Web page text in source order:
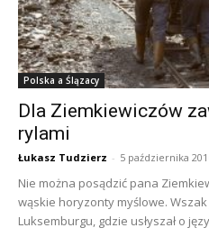
Polska a Ślązacy
Dla Ziemkiewiczów
rylami
Łukasz Tudzierz - 5 października
Nie można posądzić pana
wąskie horyzonty myślowe.
Luksemburgu, gdzie usłyszał o